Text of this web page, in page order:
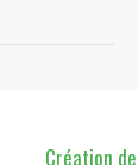
Création